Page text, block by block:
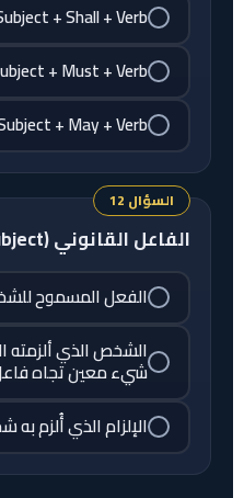
+ Shall + Verb
+ Must + Verb
+ May + Verb
السؤال 12
الفاعل القانوني (Legal Subject) هو:
الفعل المسموح
الشخص الذي ألزمته
شيء معين تجاه
الإلزام الذي أُلزم